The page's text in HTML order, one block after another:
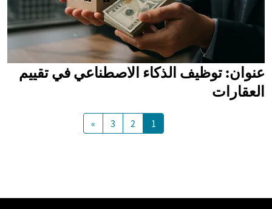
عنوان: توظيف الذكاء الاصطناعي في تقييم
العقارات
1
2
3
»